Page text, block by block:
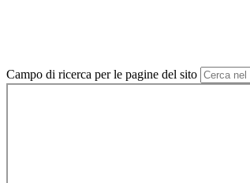
Campo di ricerca per le pagine del sito